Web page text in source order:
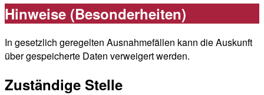
Hinweise (Besonderheiten)
In gesetzlich geregelten Ausnahmefällen kann die Auskunft
über gespeicherte Daten verweigert werden.
Zuständige Stelle